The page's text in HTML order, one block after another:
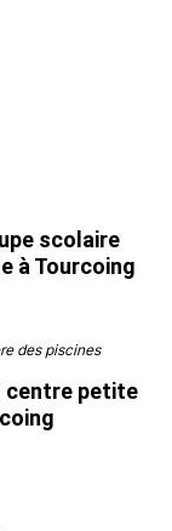
scolaire
à Tourcoing
des piscines
centre petite